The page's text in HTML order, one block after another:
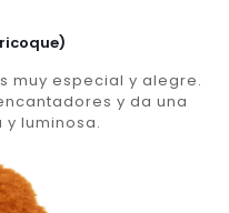
muy especial y alegre.
y da una
luminosa.